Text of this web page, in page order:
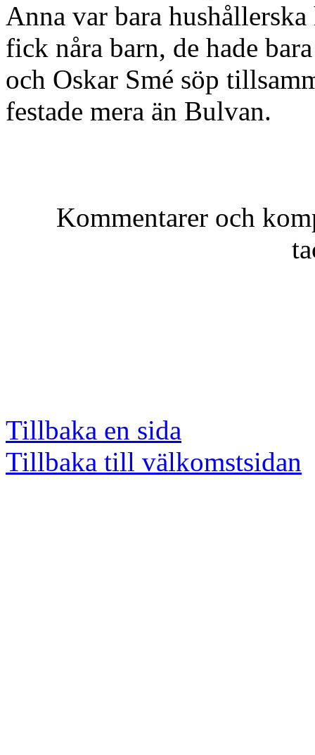
Anna var bara
fick nåra barn, de hade
och Oskar Smé söp
festade mera än Bulvan.
Kommentarer och
Tillbaka en sida
Tillbaka till välkomstsidan